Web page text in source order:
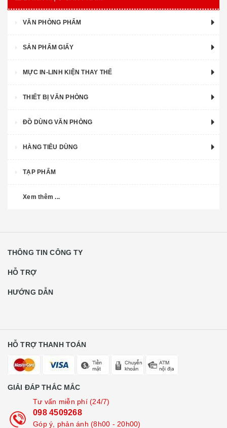
VĂN PHÒNG PHẨM
SẢN PHẨM GIẤY
MỰC IN-LINH KIỆN THAY THẾ
THIẾT BỊ VĂN PHÒNG
ĐỒ DÙNG VĂN PHÒNG
HÀNG TIÊU DÙNG
TẠP PHẨM
Xem thêm ...
THÔNG TIN CÔNG TY
HỖ TRỢ
HƯỚNG DẪN
HỖ TRỢ THANH TOÁN
GIẢI ĐÁP THẮC MẮC
Tư vấn miễn phí (24/7)
098 4509268
Góp ý, phản ánh (8h00 - 20h00)